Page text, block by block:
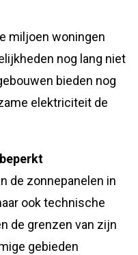
miljoen woningen
nog lang niet
bieden nog
elektriciteit de
de zonnepanelen in
ook technische
de grenzen van zijn
gebieden